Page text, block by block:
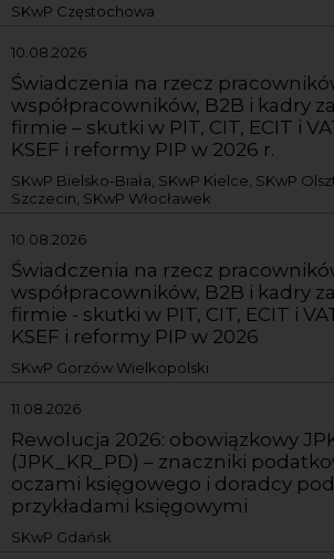
SKwP Częstochowa
10.08.2026
Świadczenia na rzecz
współpracowników, B2B i kadry
firmie – skutki w PIT, CIT, ECIT i
KSEF i reformy PIP w 2026 r.
SKwP Bielsko-Biała, SKwP Kielce, SKwP
Szczecin, SKwP Włocławek
10.08.2026
Świadczenia na rzecz
współpracowników, B2B i kadry
firmie - skutki w PIT, CIT, ECIT i
KSEF i reformy PIP w 2026
SKwP Gorzów Wielkopolski
11.08.2026
Rewolucja 2026: obowiązkowy
(JPK_KR_PD) – znaczniki
oczami księgowego i doradcy
przykładami księgowymi
SKwP Gdańsk